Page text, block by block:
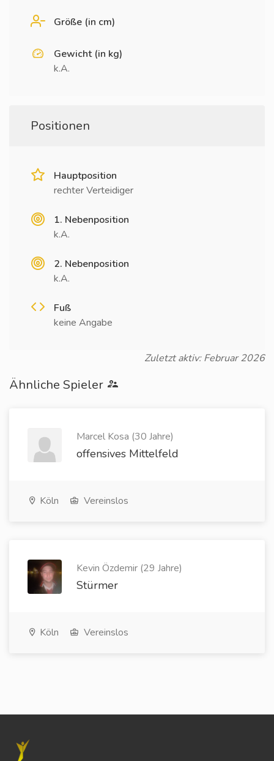
Größe (in cm)
Gewicht (in kg)
k.A.
Positionen
Hauptposition
rechter Verteidiger
1. Nebenposition
k.A.
2. Nebenposition
k.A.
Fuß
keine Angabe
Zuletzt aktiv: Februar 2026
Ähnliche Spieler
Marcel Kosa (30 Jahre)
offensives Mittelfeld
Köln Vereinslos
Kevin Özdemir (29 Jahre)
Stürmer
Köln Vereinslos